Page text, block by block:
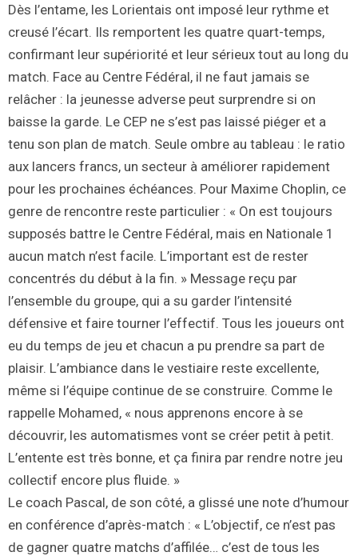
Dès l’entame, les Lorientais ont imposé leur rythme et
creusé l’écart. Ils remportent les quatre quart-temps,
confirmant leur supériorité et leur sérieux tout au long du
match. Face au Centre Fédéral, il ne faut jamais se
relâcher : la jeunesse adverse peut surprendre si on
baisse la garde. Le CEP ne s’est pas laissé piéger et a
tenu son plan de match. Seule ombre au tableau : le ratio
aux lancers francs, un secteur à améliorer rapidement
pour les prochaines échéances. Pour Maxime Choplin, ce
genre de rencontre reste particulier : « On est toujours
supposés battre le Centre Fédéral, mais en Nationale 1
aucun match n’est facile. L’important est de rester
concentrés du début à la fin. » Message reçu par
l’ensemble du groupe, qui a su garder l’intensité
défensive et faire tourner l’effectif. Tous les joueurs ont
eu du temps de jeu et chacun a pu prendre sa part de
plaisir. L’ambiance dans le vestiaire reste excellente,
même si l’équipe continue de se construire. Comme le
rappelle Mohamed, « nous apprenons encore à se
découvrir, les automatismes vont se créer petit à petit.
L’entente est très bonne, et ça finira par rendre notre jeu
collectif encore plus fluide. »
Le coach Pascal, de son côté, a glissé une note d’humour
en conférence d’après-match : « L’objectif, ce n’est pas
de gagner quatre matchs d’affilée… c’est de tous les